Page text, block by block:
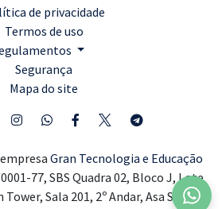
de privacidade
Termos de uso
Segurança
Mapa do site
Gran Tecnologia e Educação
77, SBS Quadra 02, Bloco J, Lote
Sala 201, 2º Andar, Asa Sul,